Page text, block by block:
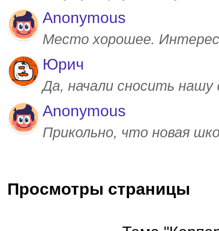
Anonymous
Место хорошее.
Юрич
Да, начали сносить
Anonymous
Прикольно, что новая
Просмотры страницы